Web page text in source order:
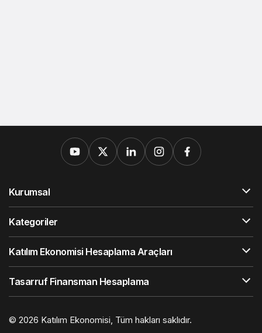
Kurumsal
Kategoriler
Katılım Ekonomisi Hesaplama Araçları
Tasarruf Finansman Hesaplama
© 2026 Katılım Ekonomisi , Tüm hakları saklıdır.